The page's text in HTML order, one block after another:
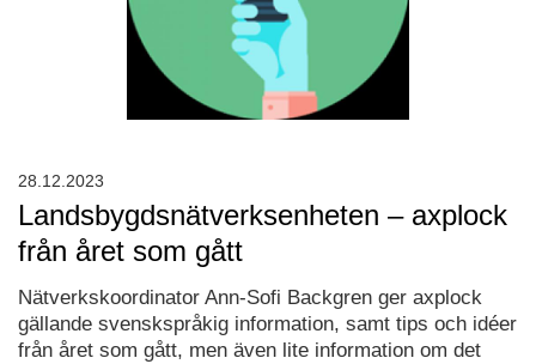
Landsbygdsnätverksenheten – axplock
från året som gått
Nätverkskoordinator Ann-Sofi Backgren ger axplock
gällande svenskspråkig information, samt tips och idéer
från året som gått, men även lite information om det
28.12.2023